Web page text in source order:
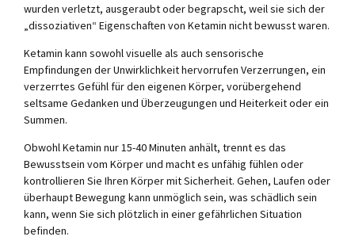
wurden verletzt, ausgeraubt oder begrapscht, weil sie sich der
„dissoziativen“ Eigenschaften von Ketamin nicht bewusst waren.
Ketamin kann sowohl visuelle als auch sensorische
Empfindungen der Unwirklichkeit hervorrufen Verzerrungen, ein
verzerrtes Gefühl für den eigenen Körper, vorübergehend
seltsame Gedanken und Überzeugungen und Heiterkeit oder ein
Summen.
Obwohl Ketamin nur 15-40 Minuten anhält, trennt es das
Bewusstsein vom Körper und macht es unfähig fühlen oder
kontrollieren Sie Ihren Körper mit Sicherheit. Gehen, Laufen oder
überhaupt Bewegung kann unmöglich sein, was schädlich sein
kann, wenn Sie sich plötzlich in einer gefährlichen Situation
befinden.